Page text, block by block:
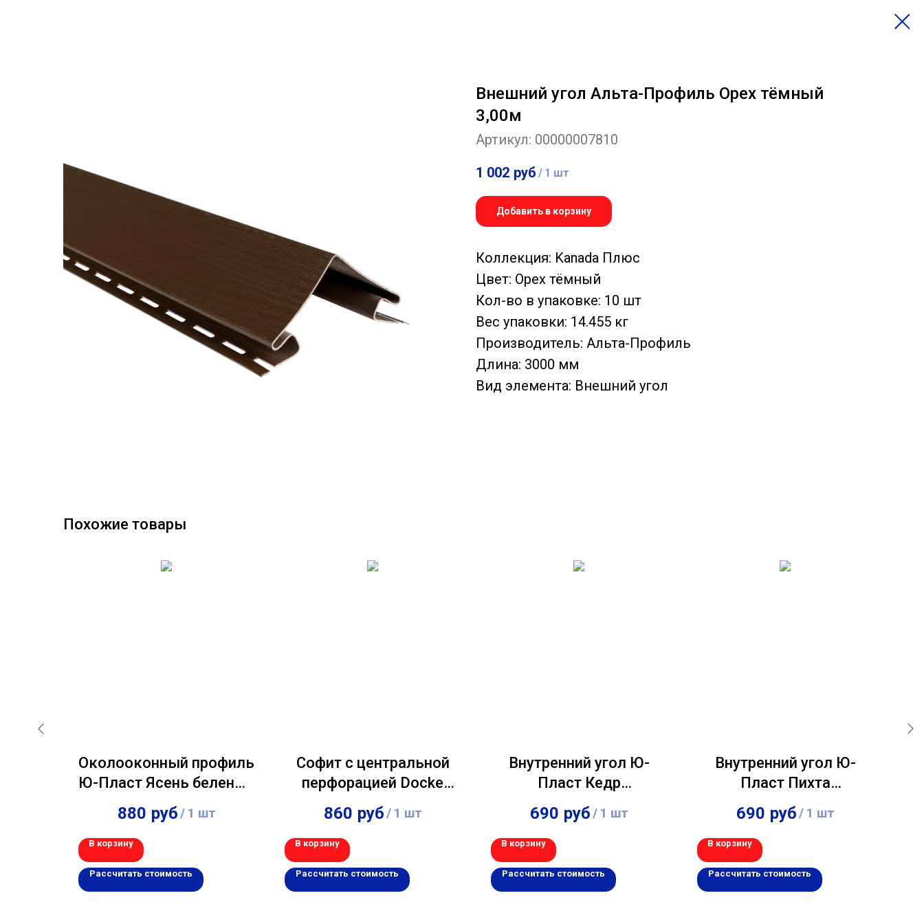
Внешний угол Альта-Профиль Орех тёмный
3,00м
Артикул: 00000007810
1 002 руб / 1 шт
Добавить в корзину
Коллекция: Kanada Плюс
Цвет: Орех тёмный
Кол-во в упаковке: 10 шт
Вес упаковки: 14.455 кг
Производитель: Альта-Профиль
Длина: 3000 мм
Вид элемента: Внешний угол
Похожие товары
Околооконный профиль
Ю-Пласт Ясень беленый
3,00м
880 руб/ 1 шт
В корзину
Рассчитать стоимость
Софит с центральной
перфорацией Docke
Рябина 3,00м
860 руб/ 1 шт
В корзину
Рассчитать стоимость
Внутренний угол Ю-
Пласт Кедр
натуральный 3,00м
690 руб/ 1 шт
В корзину
Рассчитать стоимость
Внутренний угол Ю-
Пласт Пихта
камчатская 3,00м
690 руб/ 1 шт
В корзину
Рассчитать стоимость